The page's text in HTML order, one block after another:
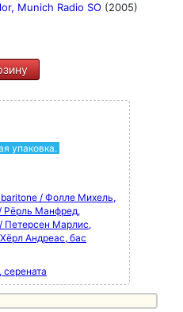
Munich Radio SO (2005)
упаковка.
/ Фолле Михель,
Рёрль Манфред,
Петерсен Марлис,
Андреас, бас